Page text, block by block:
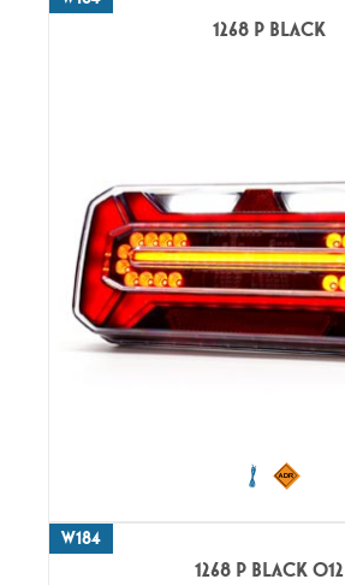
1268 P BLACK
W184
1268 P BLACK O12